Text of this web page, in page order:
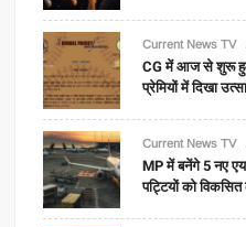
Current News TV
CG में आज से शुरू हुआ
प्रेमियों में दिखा
Current News TV
MP में बनेंगे 5 नए
पट्टियों को